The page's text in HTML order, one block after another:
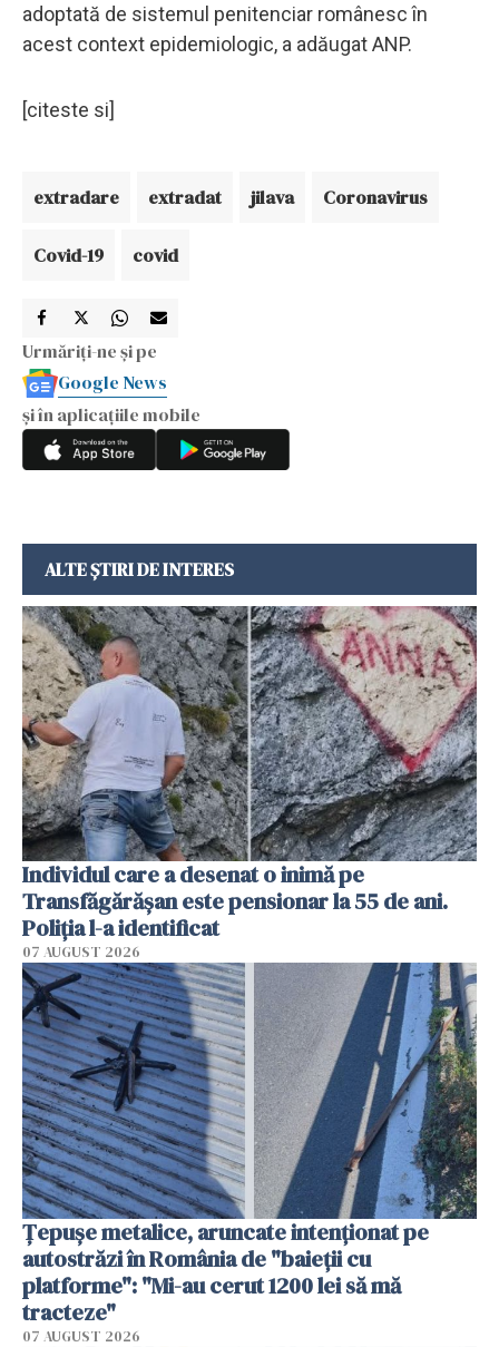
adoptată de sistemul penitenciar românesc în
acest context epidemiologic, a adăugat ANP.
[citeste si]
extradare extradat jilava Coronavirus
Covid-19 covid
Urmăriți-ne și pe
Google News
și în aplicațiile mobile
ALTE ȘTIRI DE INTERES
Individul care a desenat o inimă pe
Transfăgărășan este pensionar la 55 de ani.
Poliția l-a identificat
07 AUGUST 2026
Țepușe metalice, aruncate intenționat pe
autostrăzi în România de "baieții cu
platforme": "Mi-au cerut 1200 lei să mă
tracteze"
07 AUGUST 2026